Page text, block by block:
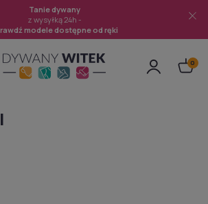
Tanie dywany
z wysyłką 24h -
modele dostępne od ręki